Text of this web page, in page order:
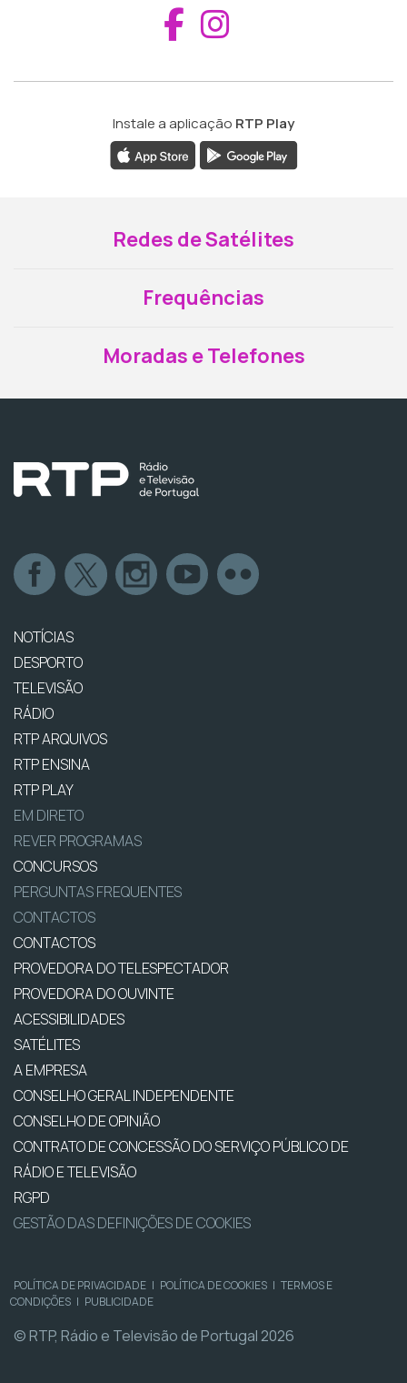
Aceder ao
Instale a aplicação RTP Play
Redes de Satélites
Frequências
Moradas e Telefones
NOTÍCIAS
DESPORTO
TELEVISÃO
RÁDIO
RTP ARQUIVOS
RTP ENSINA
RTP PLAY
EM DIRETO
REVER PROGRAMAS
CONCURSOS
PERGUNTAS FREQUENTES
CONTACTOS
CONTACTOS
PROVEDORA DO TELESPECTADOR
PROVEDORA DO OUVINTE
ACESSIBILIDADES
SATÉLITES
A EMPRESA
CONSELHO GERAL INDEPENDENTE
CONSELHO DE OPINIÃO
CONTRATO DE CONCESSÃO DO SERVIÇO PÚBLICO DE
RÁDIO E TELEVISÃO
RGPD
GESTÃO DAS DEFINIÇÕES DE COOKIES
POLÍTICA DE PRIVACIDADE | POLÍTICA DE COOKIES | TERMOS E
CONDIÇÕES | PUBLICIDADE
© RTP, Rádio e Televisão de Portugal 2026